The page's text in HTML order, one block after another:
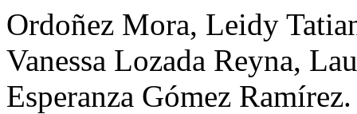
Ordoñez Mora, Leidy
Vanessa Lozada Reyna,
Esperanza Gómez